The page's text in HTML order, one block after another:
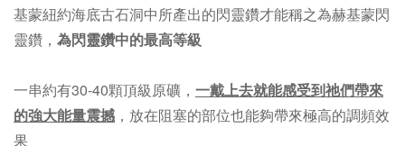
基蒙紐約海底古石洞中所產出的閃靈鑽才能稱之為赫基蒙閃
靈鑽， 為閃靈鑽中的最高等級
一串約有30-40顆頂級原礦， 一戴上去就能感受到祂們帶來
的強大能量震撼 ，放在阻塞的部位也能夠帶來極高的調頻效
果